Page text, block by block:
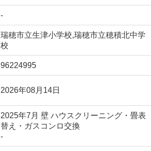
-
瑞穂市立生津小学校,瑞穂市立穂積北中学
校
96224995
2026年08月14日
2025年7月 壁 ハウスクリーニング・畳表
替え・ガスコンロ交換
-